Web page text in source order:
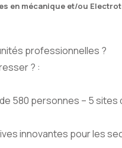
en mécanique et/ou
professionnelles ?
? :
580 personnes – 5 sites
innovantes pour les